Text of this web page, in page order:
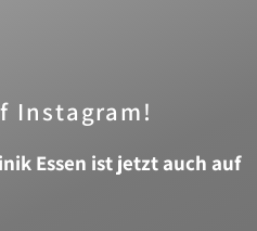
Instagram!
Essen ist jetzt auch auf